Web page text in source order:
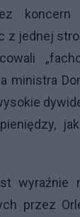
z jednej
ministra
wyraźnie
przez